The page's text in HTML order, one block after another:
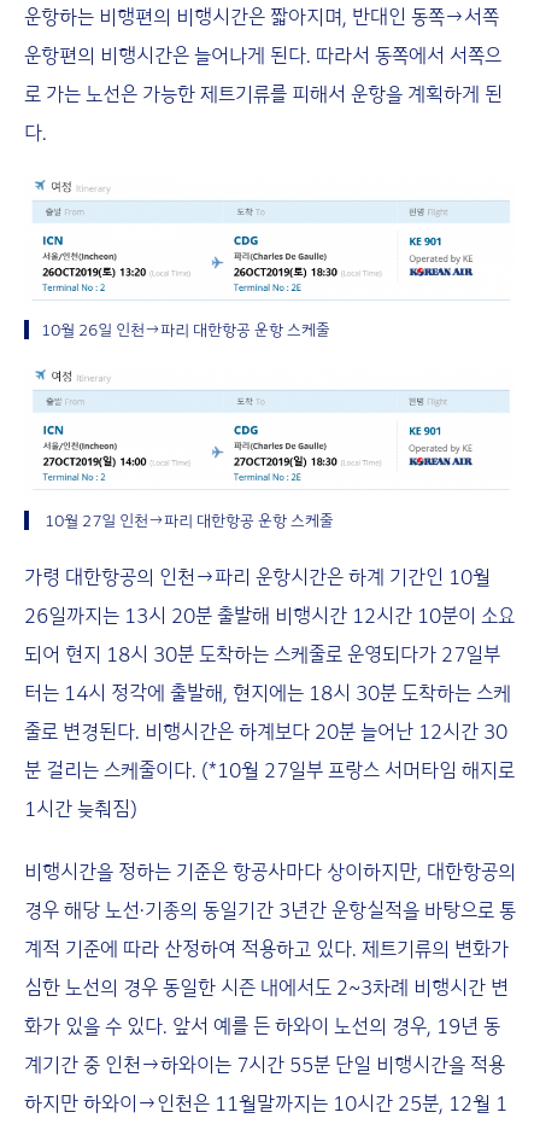
운항하는 비행편의 비행시간은 짧아지며, 반대인 동쪽→서쪽
운항편의 비행시간은 늘어나게 된다. 따라서 동쪽에서 서쪽으
로 가는 노선은 가능한 제트기류를 피해서 운항을 계획하게 된
다.
10월 26일 인천→파리 대한항공 운항 스케줄
10월 27일 인천→파리 대한항공 운항 스케줄
가령 대한항공의 인천→파리 운항시간은 하계 기간인 10월
26일까지는 13시 20분 출발해 비행시간 12시간 10분이 소요
되어 현지 18시 30분 도착하는 스케줄로 운영되다가 27일부
터는 14시 정각에 출발해, 현지에는 18시 30분 도착하는 스케
줄로 변경된다. 비행시간은 하계보다 20분 늘어난 12시간 30
분 걸리는 스케줄이다. (*10월 27일부 프랑스 서머타임 해지로
1시간 늦춰짐)
비행시간을 정하는 기준은 항공사마다 상이하지만, 대한항공의
경우 해당 노선·기종의 동일기간 3년간 운항실적을 바탕으로 통
계적 기준에 따라 산정하여 적용하고 있다. 제트기류의 변화가
심한 노선의 경우 동일한 시즌 내에서도 2~3차례 비행시간 변
화가 있을 수 있다. 앞서 예를 든 하와이 노선의 경우, 19년 동
계기간 중 인천→하와이는 7시간 55분 단일 비행시간을 적용
하지만 하와이→인천은 11월말까지는 10시간 25분, 12월 1